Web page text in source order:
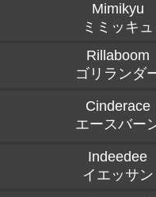
Mimikyu
ミミッキュ
Rillaboom
ゴリランダ
Cinderace
エースバー
Indeedee
イエッサン